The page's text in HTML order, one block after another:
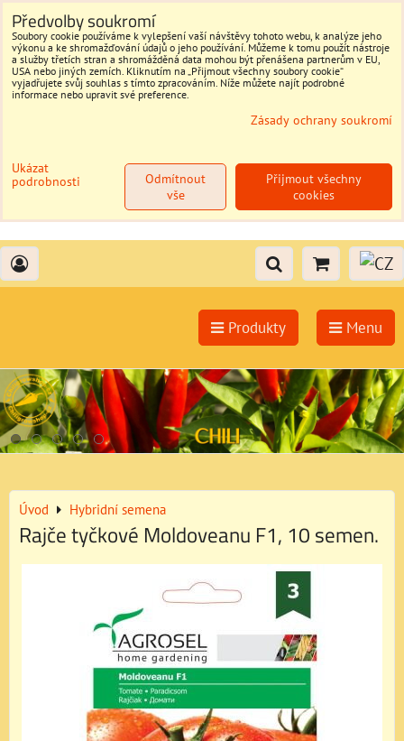
Produkty Menu
Úvod Hybridní semena
Rajče tyčkové Moldoveanu F1, 10 semen.
Předvolby soukromí
Soubory cookie používáme k vylepšení vaší návštěvy tohoto webu, k analýze jeho
výkonu a ke shromažďování údajů o jeho používání. Můžeme k tomu použít nástroje
a služby třetích stran a shromážděná data mohou být přenášena partnerům v EU,
USA nebo jiných zemích. Kliknutím na „Přijmout všechny soubory cookie“
vyjadřujete svůj souhlas s tímto zpracováním. Níže můžete najít podrobné
informace nebo upravit své preference.
Zásady ochrany soukromí
Ukázat
podrobnosti
Přijmout všechny
cookies
Odmítnout
vše